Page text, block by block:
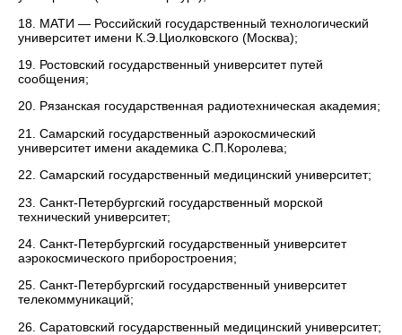
18. МАТИ — Российский государственный технологический
университет имени К.Э.Циолковского (Москва);
19. Ростовский государственный университет путей
сообщения;
20. Рязанская государственная радиотехническая академия;
21. Самарский государственный аэрокосмический
университет имени академика С.П.Королева;
22. Самарский государственный медицинский университет;
23. Санкт-Петербургский государственный морской
технический университет;
24. Санкт-Петербургский государственный университет
аэрокосмического приборостроения;
25. Санкт-Петербургский государственный университет
телекоммуникаций;
26. Саратовский государственный медицинский университет;